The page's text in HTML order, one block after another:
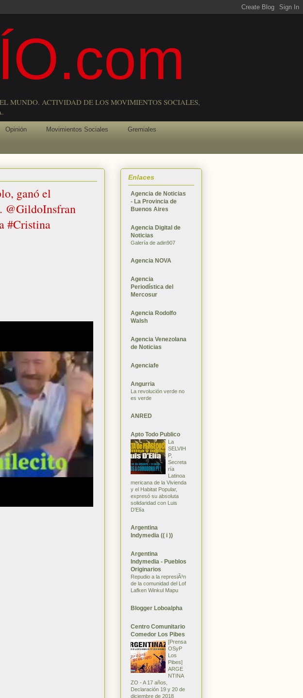
MUNDO. ACTIVIDAD DE LOS MOVIMIENTOS SOCIALES,
Opinión Movimientos Sociales Gremiales
ganó el
@GildoInsfran
#Cristina
Enlaces
Agencia de Noticias
- La Provincia de
Buenos Aires
Agencia Digital de
Noticias
Galería de adin907
Agencia NOVA
Agencia
Periodística del
Mercosur
Agencia Rodolfo
Walsh
Agencia Venezolana
de Noticias
Agenciafe
Angurria
La revolución verde no
es verde
ANRED
Apto Todo Publico
La
SELVIH
P,
Secreta
ría
Latinoa
mericana de la Vivienda
y el Habitat Popular,
expresó su absoluta
solidaridad con Luis
D'Elía
Argentina
Indymedia (( i ))
Argentina
Indymedia - Pueblos
Originarios
Repudio a la represiÃ³n
de la comunidad del Lof
Lafken Winkul Mapu
Blogger Loboalpha
Centro Comunitario
Comedor Los Pibes
[Prensa
OSyP
Los
Pibes]
ARGE
NTINA
ZO - A 17 años,
Declaración 19 y 20 de
diciembre de 2018